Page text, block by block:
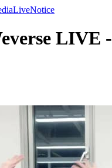
LiveNotice
LIVE -